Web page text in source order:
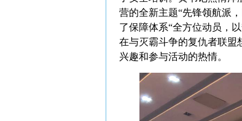
营的全新主题“先锋领航派
了保障体系“全方位动员，
在与灭霸斗争的复仇者联盟
兴趣和参与活动的热情。